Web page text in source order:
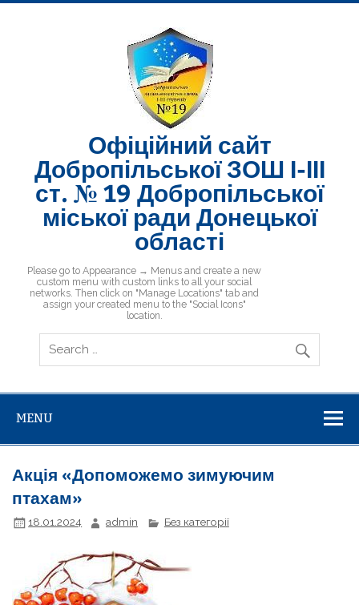
Skip
Офіційний сайт
Добропільської ЗОШ І-ІІІ
ст. № 19 Добропільської
міської ради Донецької
області
Добропільська ЗОШ № 19
Please go to Appearance → Menus and create a new
custom menu with custom links to all your social
networks. Then click on "Manage Locations" tab and
assign your created menu to the "Social Icons"
location.
MENU
Акція «Допоможемо зимуючим
птахам»
18.01.2024 admin Без категорії